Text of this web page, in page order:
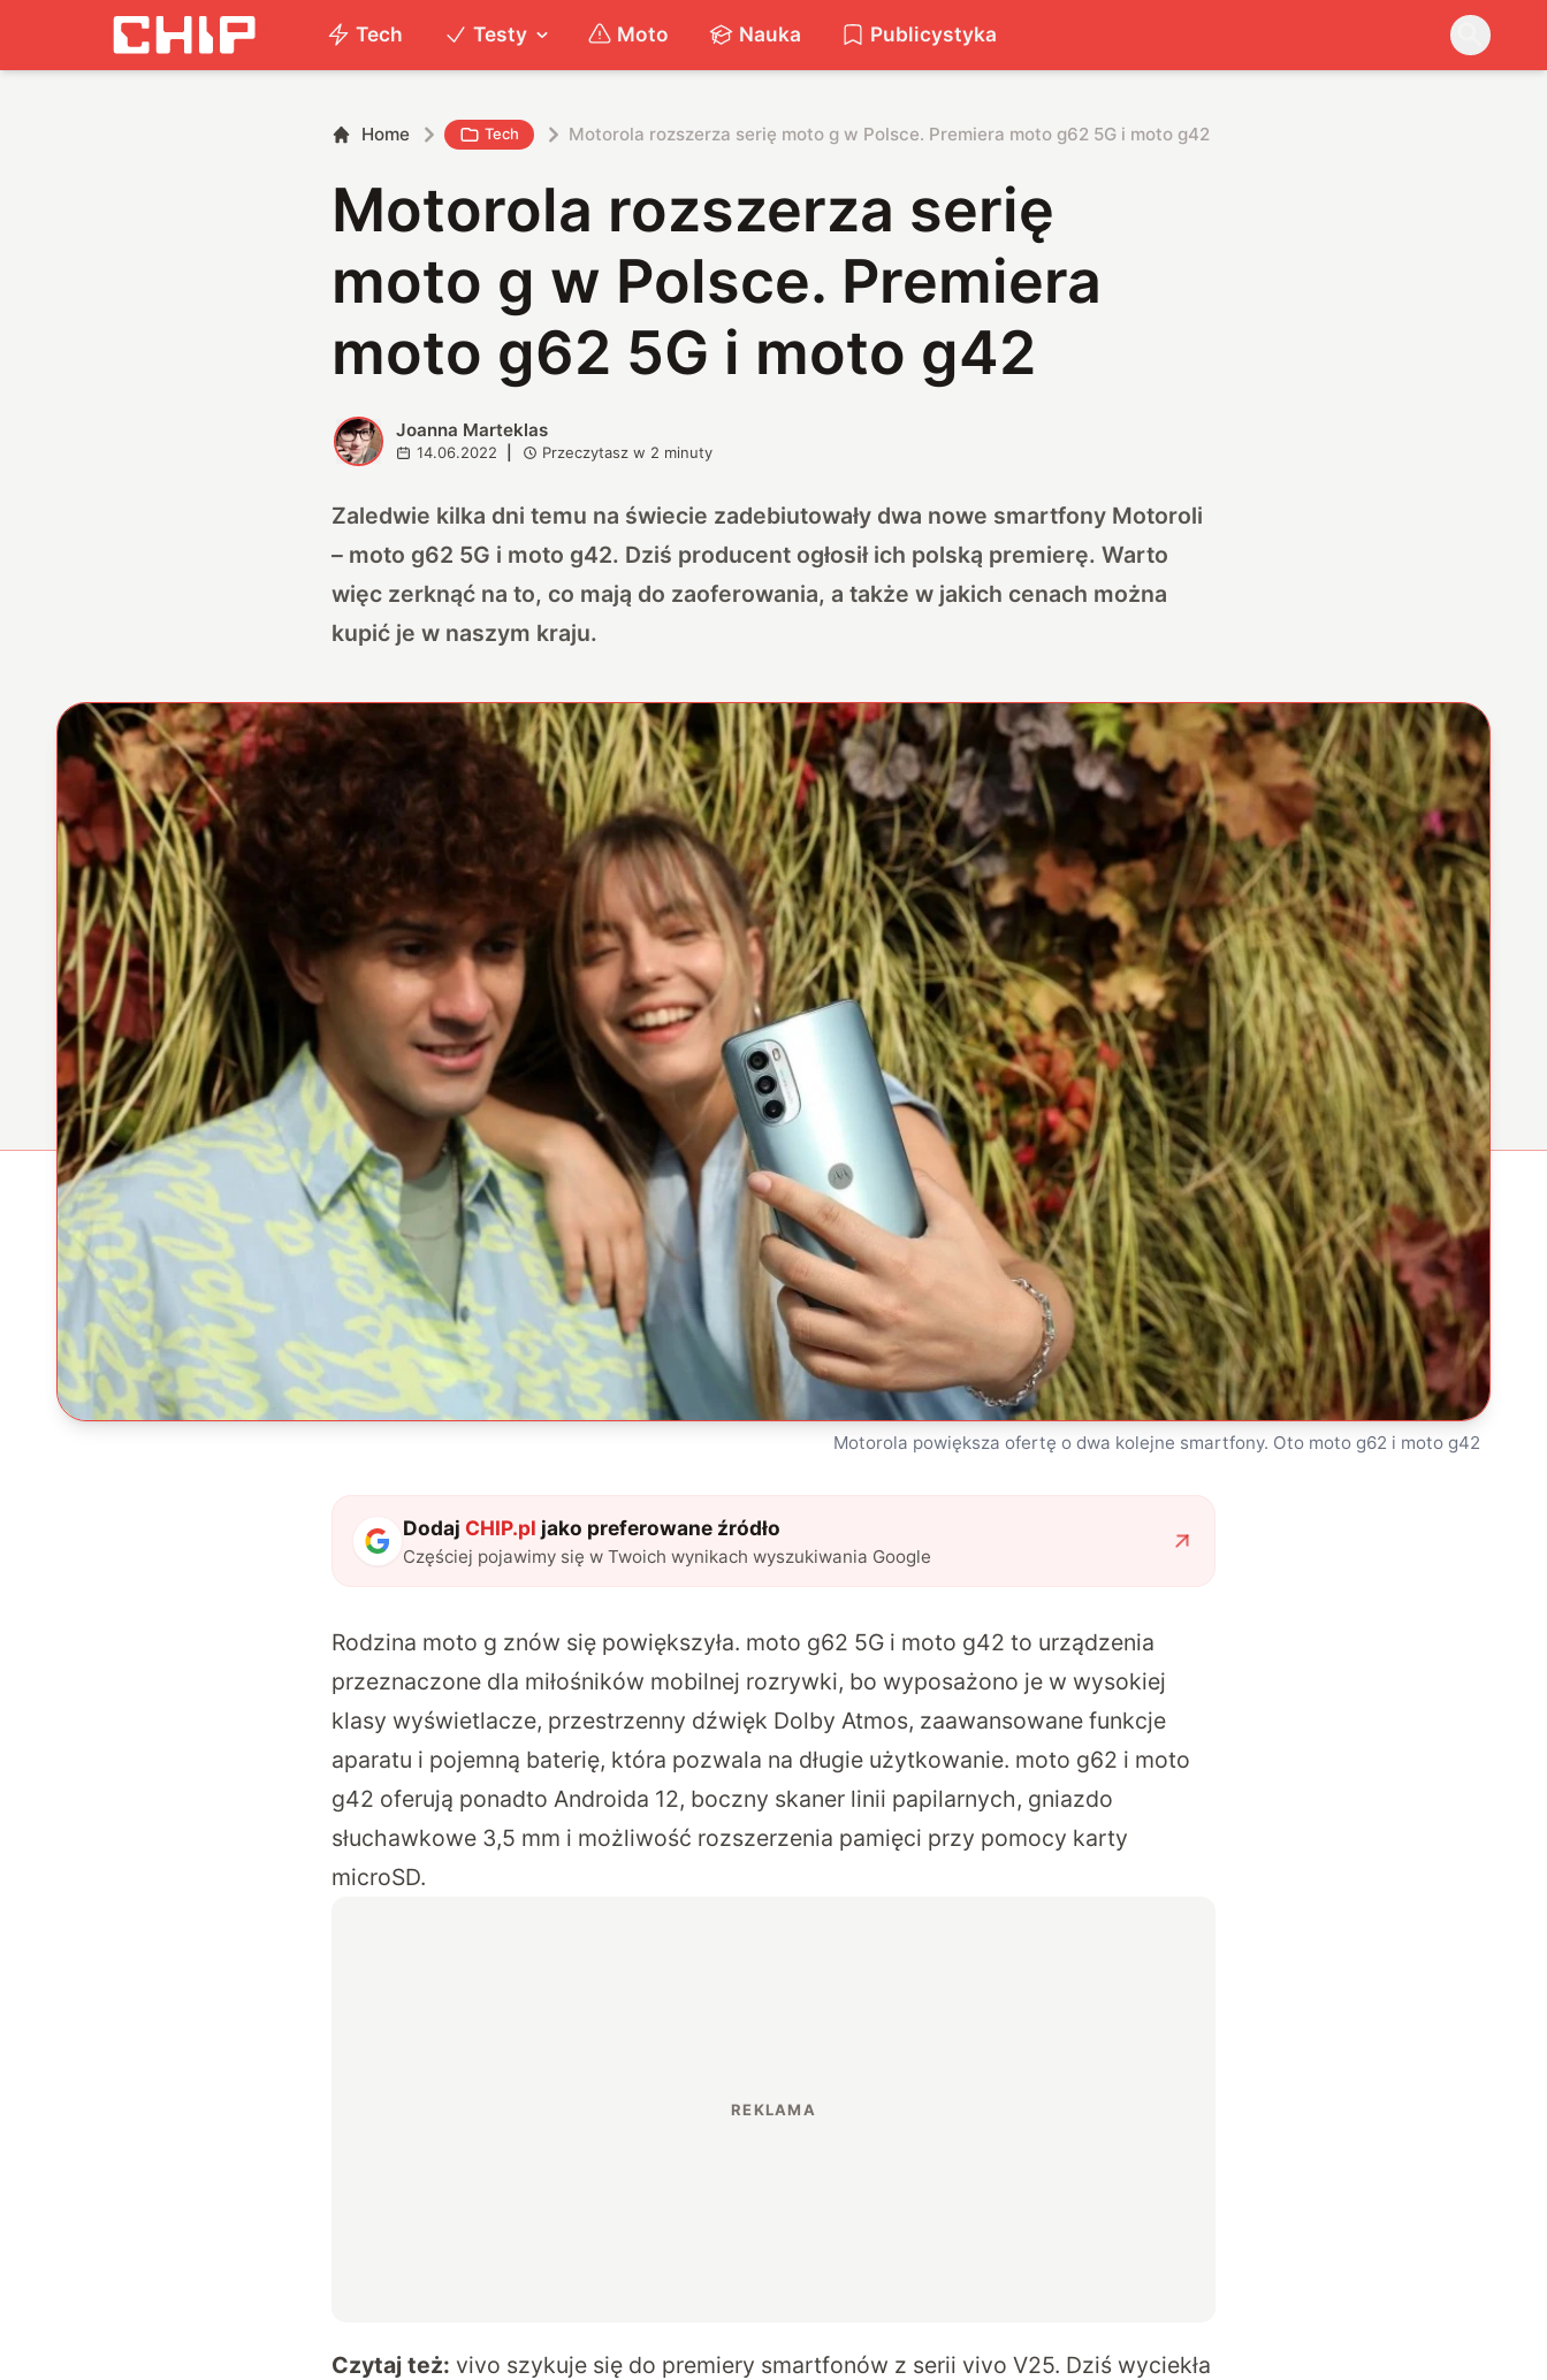
Tech Testy Moto Nauka Publicystyka
Home Tech Motorola rozszerza serię moto g w Polsce. Premiera moto g62 5G i moto g42
Motorola rozszerza serię
moto g w Polsce. Premiera
moto g62 5G i moto g42
J Joanna Marteklas
14.06.2022 Przeczytasz w 2 minuty
Zaledwie kilka dni temu na świecie zadebiutowały dwa nowe smartfony Motoroli
– moto g62 5G i moto g42. Dziś producent ogłosił ich polską premierę. Warto
więc zerknąć na to, co mają do zaoferowania, a także w jakich cenach można
kupić je w naszym kraju.
Motorola powiększa ofertę o dwa kolejne smartfony. Oto moto g62 i moto g42
Dodaj CHIP.pl jako preferowane źródło
Częściej pojawimy się w Twoich wynikach wyszukiwania Google
Rodzina moto g znów się powiększyła. moto g62 5G i moto g42 to urządzenia
przeznaczone dla miłośników mobilnej rozrywki, bo wyposażono je w wysokiej
klasy wyświetlacze, przestrzenny dźwięk Dolby Atmos, zaawansowane funkcje
aparatu i pojemną baterię, która pozwala na długie użytkowanie. moto g62 i moto
g42 oferują ponadto Androida 12, boczny skaner linii papilarnych, gniazdo
słuchawkowe 3,5 mm i możliwość rozszerzenia pamięci przy pomocy karty
microSD.
Czytaj też: vivo szykuje się do premiery smartfonów z serii vivo V25. Dziś wyciekła